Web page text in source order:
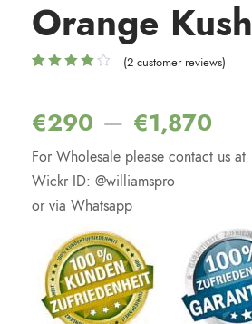
Orange Kush
kundrecensi
oner
(2customer reviews)
€290 – €1,870
For Wholesale please contact us at
Wickr ID: @williamspro
or via Whatsapp